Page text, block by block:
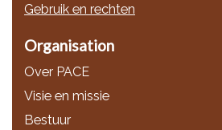
Gebruik en rechten
Organisation
Over PACE
Visie en missie
Bestuur